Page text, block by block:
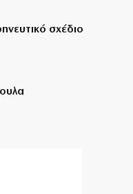
σχέδιο